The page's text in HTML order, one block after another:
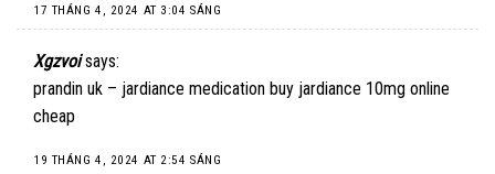
17 THÁNG 4, 2024 AT 3:04 SÁNG
Xgzvoi says:
prandin uk – jardiance medication buy jardiance 10mg online
cheap
19 THÁNG 4, 2024 AT 2:54 SÁNG